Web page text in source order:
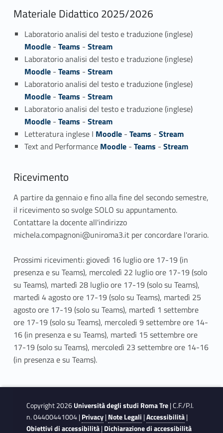
Materiale Didattico 2025/2026
Laboratorio analisi del testo e traduzione (inglese)
Moodle- Teams - Stream
Laboratorio analisi del testo e traduzione (inglese)
Moodle- Teams - Stream
Laboratorio analisi del testo e traduzione (inglese)
Moodle- Teams - Stream
Laboratorio analisi del testo e traduzione (inglese)
Moodle- Teams - Stream
Letteratura inglese I Moodle- Teams - Stream
Text and Performance Moodle- Teams - Stream
Ricevimento
A partire da gennaio e fino alla fine del secondo semestre,
il ricevimento so svolge SOLO su appuntamento.
Contattare la docente all'indirizzo
michela.compagnoni@uniroma3.it per concordare l'orario.
Prossimi ricevimenti: giovedì 16 luglio ore 17-19 (in
presenza e su Teams), mercoledì 22 luglio ore 17-19 (solo
su Teams), martedì 28 luglio ore 17-19 (solo su Teams),
martedì 4 agosto ore 17-19 (solo su Teams), martedì 25
agosto ore 17-19 (solo su Teams), martedì 1 settembre
ore 17-19 (solo su Teams), mercoledì 9 settembre ore 14-
16 (in presenza e su Teams), martedì 15 settembre ore
17-19 (solo su Teams), mercoledì 23 settembre ore 14-16
(in presenza e su Teams).
Copyright 2026Università degli studi Roma Tre| C.F./P.I.
n. 04400441004 |Privacy|Note Legali |Accessibilità|
Obiettivi di accessibilità|Dichiarazione di accessibilità